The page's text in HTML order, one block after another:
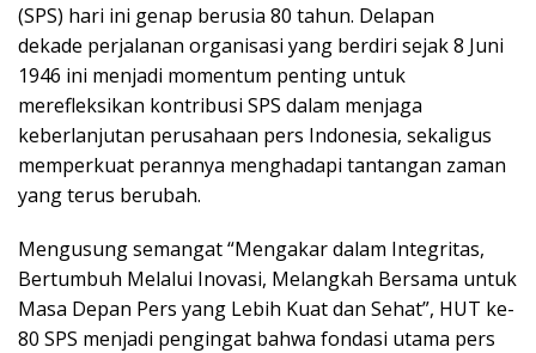
(SPS) hari ini genap berusia 80 tahun. Delapan
dekade perjalanan organisasi yang berdiri sejak 8 Juni
1946 ini menjadi momentum penting untuk
merefleksikan kontribusi SPS dalam menjaga
keberlanjutan perusahaan pers Indonesia, sekaligus
memperkuat perannya menghadapi tantangan zaman
yang terus berubah.
Mengusung semangat “Mengakar dalam Integritas,
Bertumbuh Melalui Inovasi, Melangkah Bersama untuk
Masa Depan Pers yang Lebih Kuat dan Sehat”, HUT ke-
80 SPS menjadi pengingat bahwa fondasi utama pers